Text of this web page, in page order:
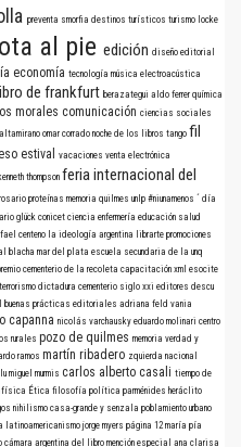
preventa smorfia destinos turísticos turismo locke
al pie edición diseño editorial
economía tecnología música electroacústica
de frankfurt berazategui aldo ferrer química
morales comunicación ciencias sociales
omar corrado noche de los libros tango fil
estival vacaciones venta electrónica
thompson feria internacional del
rosario proteínas memoria quilmes unlp #niunamenos ´ día
glück conicet ciencia enfermería educación salud
centeno la ideología argentina librarte promociones
blacha mar del plata escuela secundaria de la unq
cementerio de la recoleta capacitación xml esocite
terrorismo dictadura cementerio siglo xxi editores descu
buenas prácticas editoriales adriana feld vania
capanna nicolás varchausky eduardo molinari centro
rurales pozo de quilmes memoria verdad y
ramos martín ribadero zquierda nacional
miguel murmis carlos alberto casali tiempo de
Ética filosofía política parménides heráclito
nihilismo casa-grande y senzala poblamiento urbano
latinoamericanismo jorge myers página 12 maría pía
cámara argentina del libro mención especial ana clarisa